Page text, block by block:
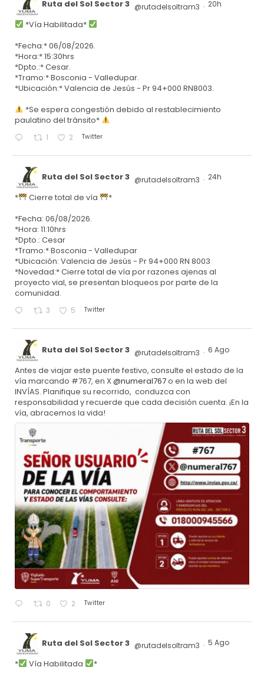
Ruta del Sol Sector 3 @rutadelsoltram3 · 20h
*Vía Habilitada*
*Fecha:* 06/08/2026.
*Hora:* 15:30hrs
*Dpto.:* Cesar.
*Tramo:* Bosconia - Valledupar.
*Ubicación:* Valencia de Jesús - Pr 94+000 RN8003.
*Se espera congestión debido al restablecimiento
paulatino del tránsito*
1 2 Twitter
Ruta del Sol Sector 3 @rutadelsoltram3 · 24h
* Cierre total de vía
*
*Fecha: 06/08/2026.
*Hora: 11:10hrs
*Dpto.: Cesar
*Tramo:* Bosconia - Valledupar
*Ubicación: Valencia de Jesús - Pr 94+000 RN 8003
*Novedad:* Cierre total de vía por razones ajenas al
proyecto vial, se presentan bloqueos por parte de la
comunidad.
3 5 Twitter
Ruta del Sol Sector 3 @rutadelsoltram3 · 6 Ago
Antes de viajar este puente festivo, consulte el estado de la
vía marcando #767, en X@numeral767o en la web del
INVÍAS. Planifique su recorrido, conduzca con
responsabilidad y recuerde que cada decisión cuenta. ¡En la
vía, abracemos la vida!
0 2 Twitter
Ruta del Sol Sector 3 @rutadelsoltram3 · 5 Ago
* Vía Habilitada
*